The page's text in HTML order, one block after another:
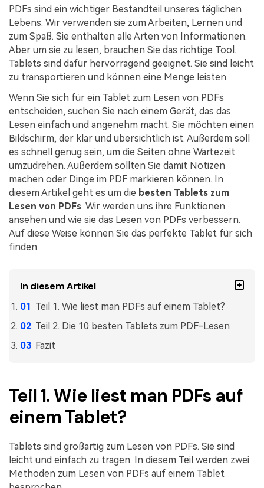
PDF OCR
PDF-Daten extrahieren
PDF freigeben
eSign PDFs rechtmäßig Neu
Branchen
Bildung
IT-Dienstleistung
Rechtliches
Gesundheitswesen
Finanzen
Regierung
Alle PDF-Funktionen
Kontakt zum Support
Was ist NEU
Benutzerhandbuch
PDFelement für Windows
PDFelement für Mac
PDFelement für iOS
PDFelement für Android
Mehr erfahren
Bewertungen
Sehen Sie, was unsere Nutzer sagen.
Kostenlose PDF-Vorlagen
Bearbeiten, Drucken und Anpassen von kostenlosen Vorlagen.
PDFs sind ein wichtiger Bestandteil unseres täglichen
Lebens. Wir verwenden sie zum Arbeiten, Lernen und
zum Spaß. Sie enthalten alle Arten von Informationen.
Aber um sie zu lesen, brauchen Sie das richtige Tool.
Tablets sind dafür hervorragend geeignet. Sie sind leicht
zu transportieren und können eine Menge leisten.
Wenn Sie sich für ein Tablet zum Lesen von PDFs
entscheiden, suchen Sie nach einem Gerät, das das
Lesen einfach und angenehm macht. Sie möchten einen
Bildschirm, der klar und übersichtlich ist. Außerdem soll
es schnell genug sein, um die Seiten ohne Wartezeit
umzudrehen. Außerdem sollten Sie damit Notizen
machen oder Dinge im PDF markieren können. In
diesem Artikel geht es um die besten Tablets zum
Lesen von PDFs. Wir werden uns ihre Funktionen
ansehen und wie sie das Lesen von PDFs verbessern.
Auf diese Weise können Sie das perfekte Tablet für sich
finden.
In diesem Artikel
Teil 1. Wie liest man PDFs auf einem Tablet?
Teil 2. Die 10 besten Tablets zum PDF-Lesen
Fazit
Teil 1. Wie liest man PDFs auf
einem Tablet?
Tablets sind großartig zum Lesen von PDFs. Sie sind
leicht und einfach zu tragen. In diesem Teil werden zwei
Methoden zum Lesen von PDFs auf einem Tablet